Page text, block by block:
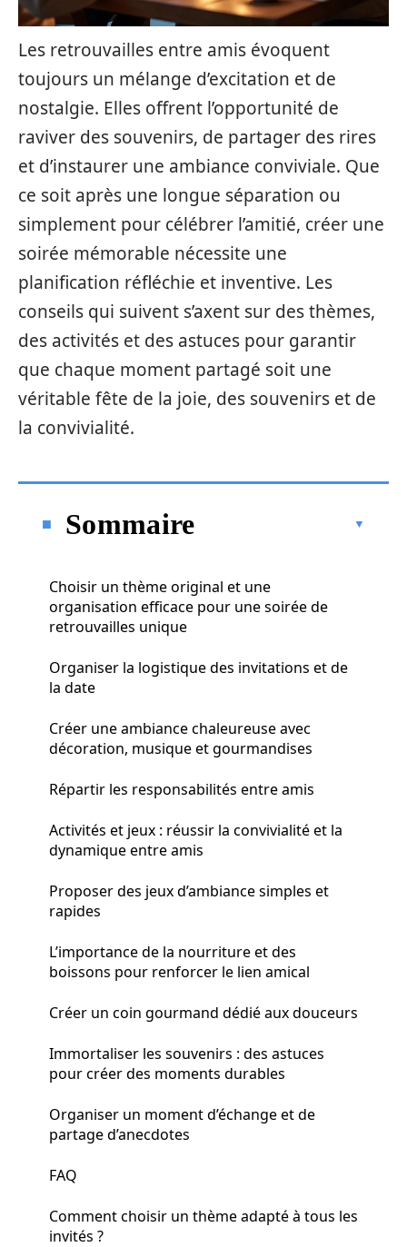
Les retrouvailles entre amis évoquent
toujours un mélange d’excitation et de
nostalgie. Elles offrent l’opportunité de
raviver des souvenirs, de partager des rires
et d’instaurer une ambiance conviviale. Que
ce soit après une longue séparation ou
simplement pour célébrer l’amitié, créer une
soirée mémorable nécessite une
planification réfléchie et inventive. Les
conseils qui suivent s’axent sur des thèmes,
des activités et des astuces pour garantir
que chaque moment partagé soit une
véritable fête de la joie, des souvenirs et de
la convivialité.
Sommaire
Choisir un thème original et une
organisation efficace pour une soirée de
retrouvailles unique
Organiser la logistique des invitations et de
la date
Créer une ambiance chaleureuse avec
décoration, musique et gourmandises
Répartir les responsabilités entre amis
Activités et jeux : réussir la convivialité et la
dynamique entre amis
Proposer des jeux d’ambiance simples et
rapides
L’importance de la nourriture et des
boissons pour renforcer le lien amical
Créer un coin gourmand dédié aux douceurs
Immortaliser les souvenirs : des astuces
pour créer des moments durables
Organiser un moment d’échange et de
partage d’anecdotes
FAQ
Comment choisir un thème adapté à tous les
invités ?